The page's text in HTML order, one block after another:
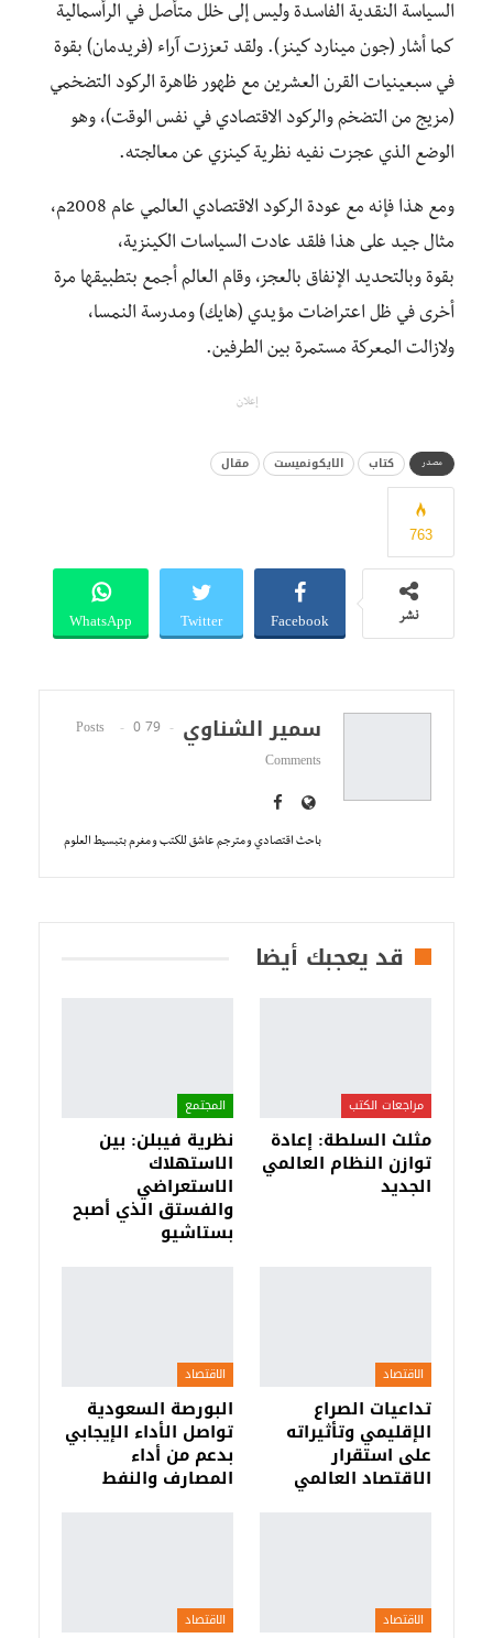
السياسة النقدية الفاسدة وليس إلى خلل متأصل في الرأسمالية
كما أشار (جون مينارد كينز). ولقد تعززت آراء (فريدمان) بقوة
في سبعينيات القرن العشرين مع ظهور ظاهرة الركود التضخمي
(مزيج من التضخم والركود الاقتصادي في نفس الوقت)، وهو
الوضع الذي عجزت نفيه نظرية كينزي عن معالجته.
ومع هذا فإنه مع عودة الركود الاقتصادي العالمي عام 2008م،
مثال جيد على هذا فلقد عادت السياسات الكينزية،
بقوة وبالتحديد الإنفاق بالعجز، وقام العالم أجمع بتطبيقها مرة
أخرى في ظل اعتراضات مؤيدي (هايك) ومدرسة النمسا،
ولازالت المعركة مستمرة بين الطرفين.
إعلان
مصدر كتاب الايكونميست مقال
763
نشر Facebook
Twitter
WhatsApp
سمير الشناوي 79 Posts
0
Comments
باحث اقتصادي و مترجم عاشق للكتب و مغرم بتبسيط العلوم
قد يعجبك أيضا
مراجعات الكتب
مثلث السلطة: إعادة
توازن النظام العالمي
الجديد
المجتمع
نظرية فيبلن: بين
الاستهلاك
الاستعراضي
والفستق الذي أصبح
بستاشيو
الاقتصاد
تداعيات الصراع
الإقليمي وتأثيراته
على استقرار
الاقتصاد العالمي
الاقتصاد
البورصة السعودية
تواصل الأداء الإيجابي
بدعم من أداء
المصارف والنفط
الاقتصاد الاقتصاد